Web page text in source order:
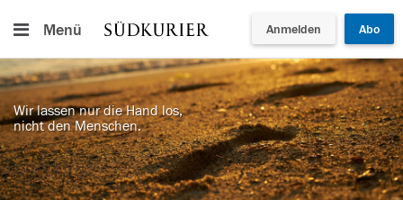
Menü Anmelden Abo
Wir lassen nur die Hand los,
nicht den Menschen.